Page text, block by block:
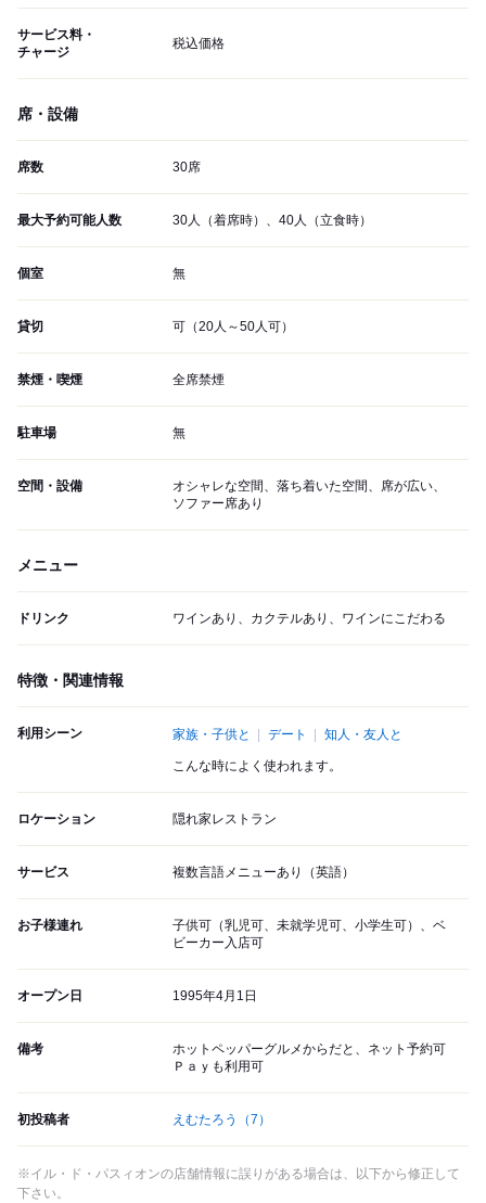
サービス料・
チャージ
税込価格
席・設備
席数 30席
最大予約可能人数 30人（着席時）、40人（立食時）
個室 無
貸切 可（20人～50人可）
禁煙・喫煙 全席禁煙
駐車場 無
空間・設備
オシャレな空間、落ち着いた空間、席が広い、
ソファー席あり
メニュー
ドリンク ワインあり、カクテルあり、ワインにこだわる
特徴・関連情報
利用シーン 家族・子供と デート 知人・友人と
こんな時によく使われます。
ロケーション 隠れ家レストラン
サービス 複数言語メニューあり（英語）
お子様連れ
子供可（乳児可、未就学児可、小学生可）、ベ
ビーカー入店可
オープン日 1995年4月1日
備考
ホットペッパーグルメからだと、ネット予約可
Ｐａｙも利用可
初投稿者 えむたろう （7）
※イル・ド・パスィオンの店舗情報に誤りがある場合は、以下から修正して
下さい。